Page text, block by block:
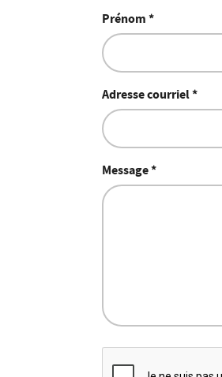
Prénom *
Adresse courriel *
Message *